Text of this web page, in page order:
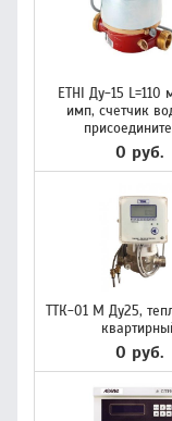
ETHI Ду-15
имп, счетчик
0 руб.
ТТК-01 М Ду25,
0 руб.